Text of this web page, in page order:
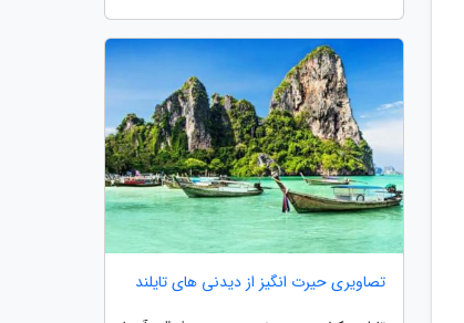
تصاویری حیرت انگیز از دیدنی های تایلند